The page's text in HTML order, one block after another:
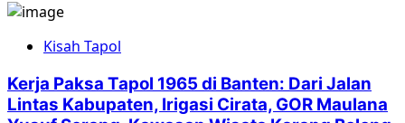
Wibawa
lewat
Penegakan
Kisah Tapol
Kerja Paksa Tapol 1965 di Banten: Dari Jalan
Lintas Kabupaten, Irigasi Cirata, GOR Maulana